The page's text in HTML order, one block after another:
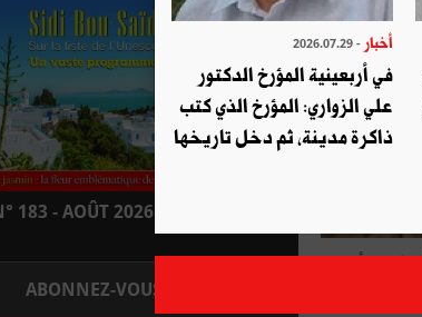
في الوقت التي تتطلّع فيه تونس إلى نيل مقعدعضوغير دائم بمحلس الأمن (2021-2022) يتميّز الاحتفال يوم الأربعاء 24 أكتوبر
183 - AOÛT 2026 : EN KIOSQUE
ABONNEZ-VOUS
أخبار - 2026.07.29
في أربعينية المؤرخ الدكتور
علي الزواري: المؤرخ الذي كتب
ذاكرة مدينة، ثم دخل تاريخها